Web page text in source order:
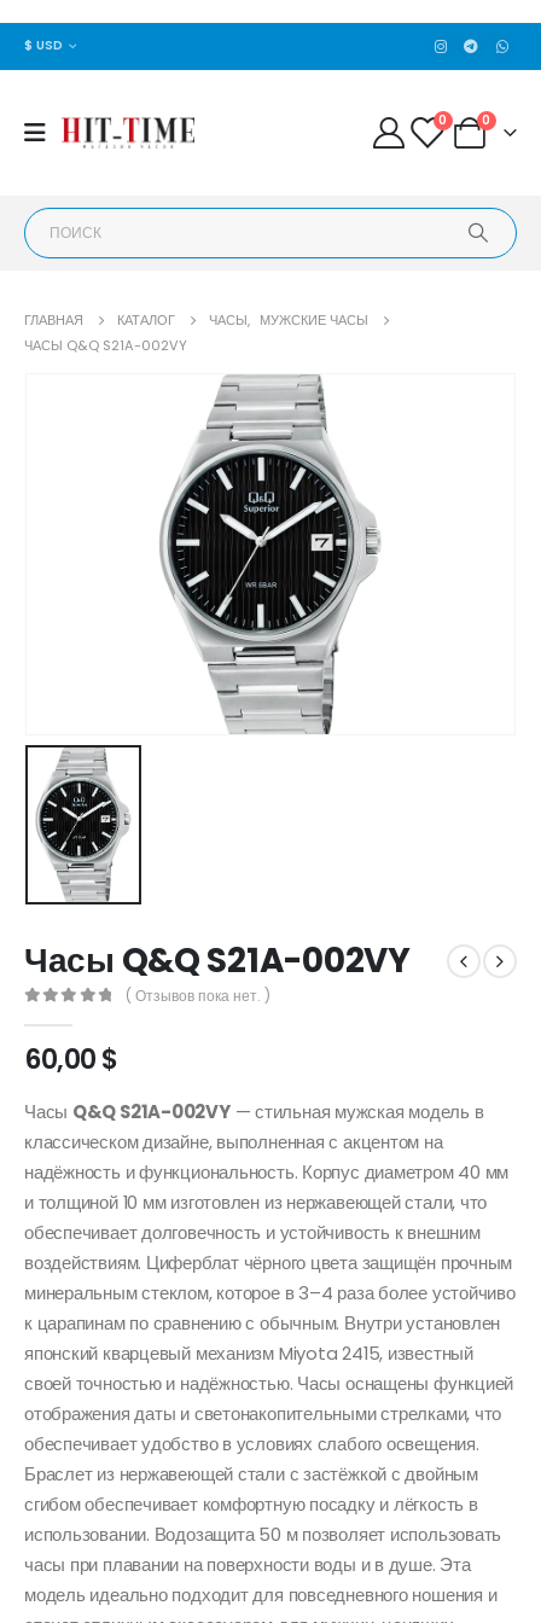
$ USD
0 0
ГЛАВНАЯ КАТАЛОГ ЧАСЫ, МУЖСКИЕ ЧАСЫ
ЧАСЫ Q&Q S21A-002VY
Часы Q&Q S21A-002VY
( Отзывов пока нет. )
60,00$
Часы Q&Q S21A-002VY— стильная мужская модель в
классическом дизайне, выполненная с акцентом на
надёжность и функциональность. Корпус диаметром 40 мм
и толщиной 10 мм изготовлен из нержавеющей стали, что
обеспечивает долговечность и устойчивость к внешним
воздействиям. Циферблат чёрного цвета защищён прочным
минеральным стеклом, которое в 3–4 раза более устойчиво
к царапинам по сравнению с обычным. Внутри установлен
японский кварцевый механизм Miyota 2415, известный
своей точностью и надёжностью. Часы оснащены функцией
отображения даты и светонакопительными стрелками, что
обеспечивает удобство в условиях слабого освещения.
Браслет из нержавеющей стали с застёжкой с двойным
сгибом обеспечивает комфортную посадку и лёгкость в
использовании. Водозащита 50 м позволяет использовать
часы при плавании на поверхности воды и в душе. Эта
модель идеально подходит для повседневного ношения и